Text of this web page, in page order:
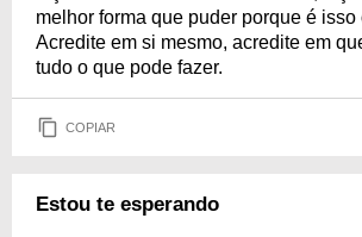
melhor forma que puder porque é isso
Acredite em si mesmo, acredite em
tudo o que pode fazer.
COPIAR
Estou te esperando